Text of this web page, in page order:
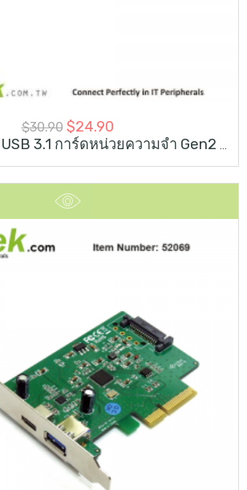
$30.90 $24.90
1 พอร์ต USB-C USB 3.1 การ์ดหน่วยความจำ Gen2 10G